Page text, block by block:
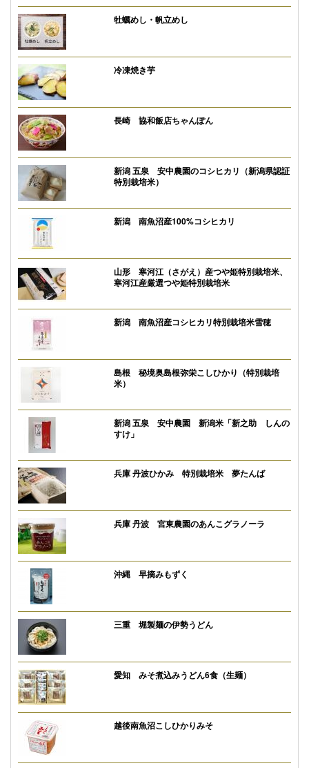
牡蠣めし・帆立めし
冷凍焼き芋
長崎 協和飯店ちゃんぽん
新潟 五泉 安中農園のコシヒカリ（新潟県認証
特別栽培米）
新潟 南魚沼産100%コシヒカリ
山形 寒河江（さがえ）産つや姫特別栽培米、
寒河江産厳選つや姫特別栽培米
新潟 南魚沼産コシヒカリ特別栽培米雪穂
島根 秘境奥島根弥栄こしひかり（特別栽培
米）
新潟 五泉 安中農園 新潟米「新之助 しんの
すけ」
兵庫 丹波ひかみ 特別栽培米 夢たんば
兵庫 丹波 宮東農園のあんこグラノーラ
沖縄 早摘みもずく
三重 堀製麺の伊勢うどん
愛知 みそ煮込みうどん6食（生麺）
越後南魚沼こしひかりみそ